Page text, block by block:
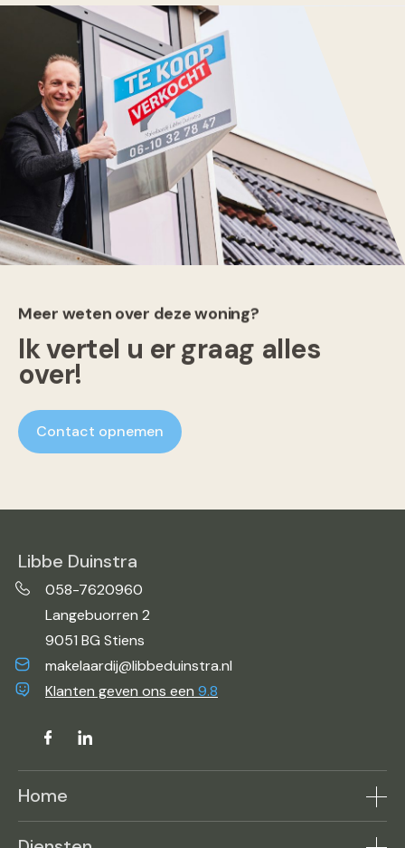
Meer weten over deze woning?
Ik vertel u er graag alles
over!
Libbe Duinstra
058-7620960
Langebuorren 2
9051 BG Stiens
makelaardij@libbeduinstra.nl
Klanten geven ons een 9.8
Home
Aanbod